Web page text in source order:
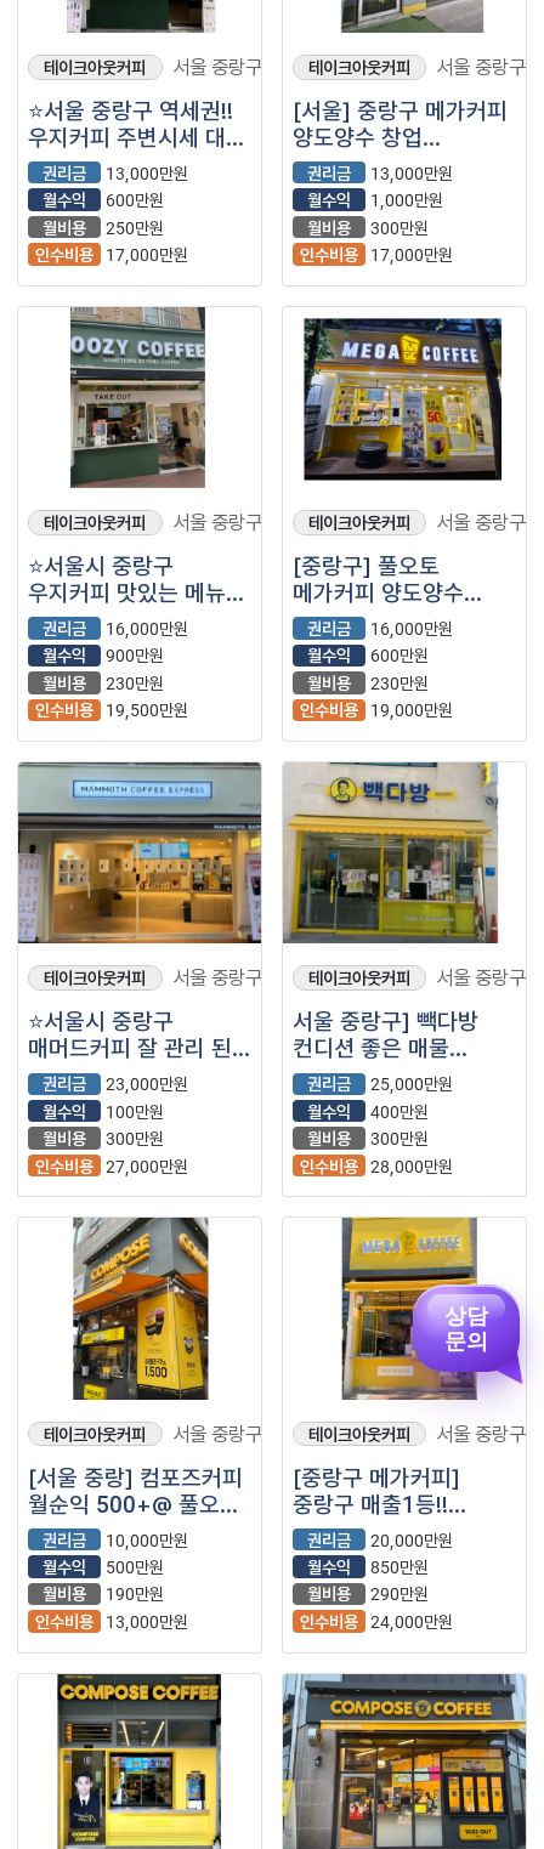
테이크아웃커피 서울 중랑구
⭐서울 중랑구 역세권!!
우지커피 주변시세 대비
저렴한 권리금!!
초보창업추천 ⭐
권리금
13,000만원
월수익
600만원
월비용
250만원
인수비용
17,000만원
테이크아웃커피 서울 중랑구
[서울] 중랑구 메가커피
양도양수 창업
(프랜차이즈/저가커피/
카페)
권리금
13,000만원
월수익
1,000만원
월비용
300만원
인수비용
17,000만원
테이크아웃커피 서울 중랑구
⭐서울시 중랑구
우지커피 맛있는 메뉴와
분좋카로 요즘 떠오르는
커피브랜드!! 월매출
2700+@ ⭐
권리금
16,000만원
월수익
900만원
월비용
230만원
인수비용
19,500만원
테이크아웃커피 서울 중랑구
[중랑구] 풀오토
메가커피 양도양수
창업비용 권리금 수익
총정리 (저가커피/
프랜차이즈/카페)
권리금
16,000만원
월수익
600만원
월비용
230만원
인수비용
19,000만원
테이크아웃커피 서울 중랑구
⭐서울시 중랑구
매머드커피 잘 관리 된
신규급 매장으로
인수하여 바로 운영
가능합니다.
권리금
23,000만원
월수익
100만원
월비용
300만원
인수비용 27,000만원
테이크아웃커피 서울 중랑구
서울 중랑구] 빽다방
컨디션 좋은 매물
소개드립니다.
권리금
25,000만원
월수익
400만원
월비용
300만원
인수비용 28,000만원
테이크아웃커피 서울 중랑구
[서울 중랑] 컴포즈커피
월순익 500+@ 풀오토
소자본창업
권리금
10,000만원
월수익
500만원
월비용
190만원
인수비용
13,000만원
테이크아웃커피 서울 중랑구
[중랑구 메가커피]
중랑구 매출1등!!
메가커피 매장
나왔습니다.^^
권리금
20,000만원
월수익
850만원
월비용
290만원
인수비용 24,000만원
상담
문의